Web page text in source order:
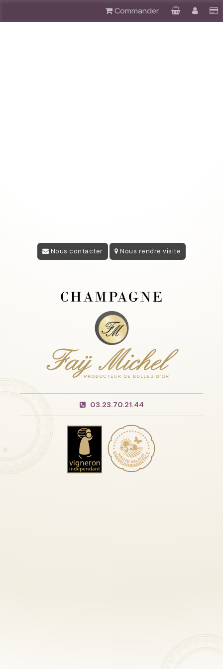
Commander
Nous contacter Nous rendre visite
03.23.70.21.44